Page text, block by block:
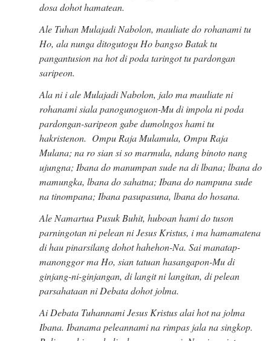
dosa dohot hamatean.
Ale Tuhan Mulajadi Nabolon, mauliate do rohanami tu
Ho, ala nunga ditogutogu Ho bangso Batak tu
pangantusion na hot di poda taringot tu pardongan
saripeon.
Ala ni i ale Mulajadi Nabolon, jalo ma mauliate ni
rohanami siala panogunoguon-Mu di impola ni poda
pardongan-saripeon gabe dumolngos hami tu
hakristenon. Ompu Raja Mulamula, Ompu Raja
Mulana; na ro sian si so marmula, ndang binoto nang
ujungna; Ibana do manumpan sude na di lbana; lbana do
mamungka, lbana do sahatna; Ibana do nampuna sude
na tinompana; Ibana pasupasuna, lbana do hosana.
Ale Namartua Pusuk Buhit, huboan hami do tuson
parningotan ni pelean ni Jesus Kristus, i ma hamamatena
di hau pinarsilang dohot hahehon-Na. Sai manatap-
manonggor ma Ho, sian tatuan hasangapon-Mu di
ginjang-ni-ginjangan, di langit ni langitan, di pelean
parsahataan ni Debata dohot jolma.
Ai Debata Tuhannami Jesus Kristus alai hot na jolma
Ibana. Ibanama peleannami na rimpas jala na singkop.